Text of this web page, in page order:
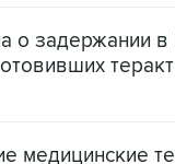
о задержании
медицинские